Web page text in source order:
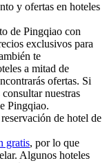
y ofertas en hoteles
de Pingqiao con
exclusivos para
te
a mitad de
ofertas. Si
nuestras
Pingqiao.
de hotel de
gratis, por lo que
Algunos hoteles